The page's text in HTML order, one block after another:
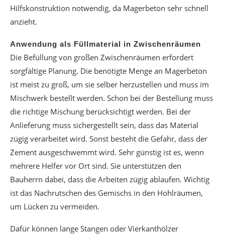
Hilfskonstruktion notwendig, da Magerbeton sehr schnell
anzieht.
Anwendung als Füllmaterial in Zwischenräumen
Die Befüllung von großen Zwischenräumen erfordert
sorgfältige Planung. Die benötigte Menge an Magerbeton
ist meist zu groß, um sie selber herzustellen und muss im
Mischwerk bestellt werden. Schon bei der Bestellung muss
die richtige Mischung berücksichtigt werden. Bei der
Anlieferung muss sichergestellt sein, dass das Material
zügig verarbeitet wird. Sonst besteht die Gefahr, dass der
Zement ausgeschwemmt wird. Sehr günstig ist es, wenn
mehrere Helfer vor Ort sind. Sie unterstützen den
Bauherrn dabei, dass die Arbeiten zügig ablaufen. Wichtig
ist das Nachrutschen des Gemischs in den Hohlräumen,
um Lücken zu vermeiden.
Dafür können lange Stangen oder Vierkanthölzer